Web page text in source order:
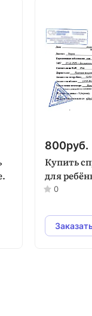
800руб.
Купить
для
0